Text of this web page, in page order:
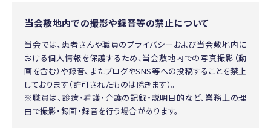
当会敷地内での撮影や録音等の禁止について
当会では、患者さんや職員のプライバシーおよび当会敷地内に
おける個人情報を保護するため、当会敷地内での写真撮影（動
画を含む）や録音、またブログやSNS等への投稿することを禁止
しております（許可されたものは除きます）。
※職員は、診療・看護・介護の記録・説明目的など、業務上の理
由で撮影・録画・録音を行う場合があります。